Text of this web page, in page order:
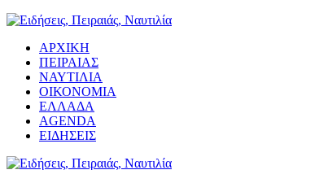
ΑΡΧΙΚΗ
ΠΕΙΡΑΙΑΣ
ΝΑΥΤΙΛΙΑ
ΟΙΚΟΝΟΜΙΑ
ΕΛΛΑΔΑ
AGENDA
ΕΙΔΗΣΕΙΣ